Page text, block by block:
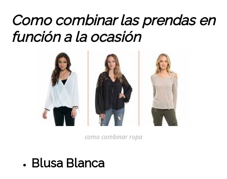
Como combinar las prendas en
función a la ocasión
como combinar ropa
Blusa Blanca